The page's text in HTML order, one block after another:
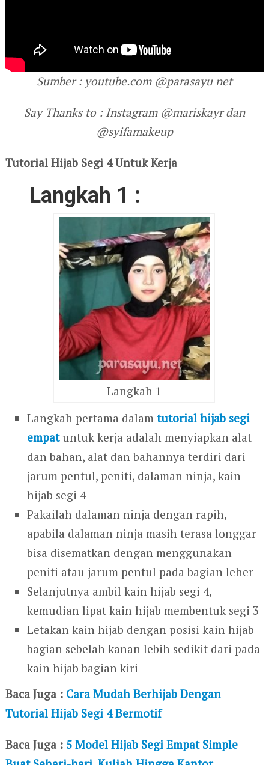
Sumber : youtube.com @parasayu net
Say Thanks to : Instagram @mariskayr dan
@syifamakeup
Tutorial Hijab Segi 4 Untuk Kerja
Langkah 1 :
Langkah 1
Langkah pertama dalamtutorial hijab segi
empatuntuk kerja adalah menyiapkan alat
dan bahan, alat dan bahannya terdiri dari
jarum pentul, peniti, dalaman ninja, kain
hijab segi 4
Pakailah dalaman ninja dengan rapih,
apabila dalaman ninja masih terasa longgar
bisa disematkan dengan menggunakan
peniti atau jarum pentul pada bagian leher
Selanjutnya ambil kain hijab segi 4,
kemudian lipat kain hijab membentuk segi 3
Letakan kain hijab dengan posisi kain hijab
bagian sebelah kanan lebih sedikit dari pada
kain hijab bagian kiri
Baca Juga : Cara Mudah Berhijab Dengan
Tutorial Hijab Segi 4 Bermotif
Baca Juga : 5 Model Hijab Segi Empat Simple